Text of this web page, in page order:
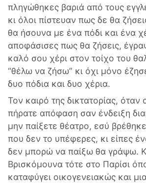
πληγώθηκες βαριά από τους
κι όλοι πίστευαν πως δε θα
θα ήσουνα με ένα πόδι και ένα
αποφάσισες πως θα ζήσεις,
καλό σου χέρι στον τοίχο του
“θέλω να ζήσω” κι όχι μόνο
δυο πόδια και δυο χέρια.
Τον καιρό της δικτατορίας, όταν
πήρατε απόφαση σαν ένδειξη
μην παίξετε θέατρο, εσύ
που δεν το υπέφερες, κι είπες
δεν μπορώ να παίξω θα γράψω.
Βρισκόμουνα τότε στο Παρίσι
καταφύγει οικογενειακώς και